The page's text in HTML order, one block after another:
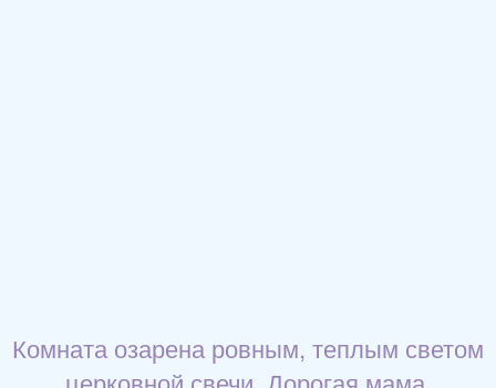
Комната озарена ровным, теплым светом